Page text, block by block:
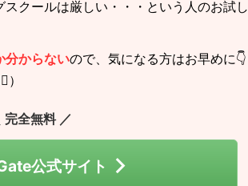
クールは厳しい・・・という人のお試し
分からないので、気になる方はお早めに👇
完全無料 ／
公式サイト